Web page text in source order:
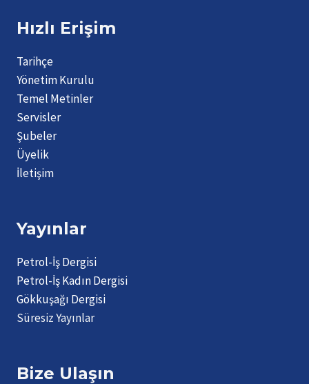
Hızlı Erişim
Tarihçe
Yönetim Kurulu
Temel Metinler
Servisler
Şubeler
Üyelik
İletişim
Yayınlar
Petrol-İş Dergisi
Petrol-İş Kadın Dergisi
Gökkuşağı Dergisi
Süresiz Yayınlar
Bize Ulaşın